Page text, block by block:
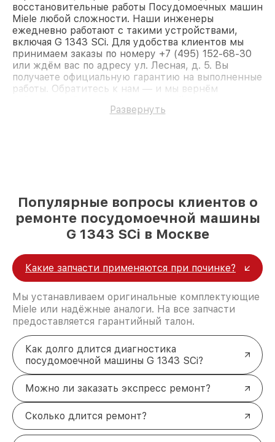
восстановительные работы Посудомоечных машин
Miele любой сложности. Наши инженеры
ежедневно работают с такими устройствами,
включая G 1343 SCi. Для удобства клиентов мы
принимаем заказы по номеру +7 (495) 152-68-30
или ждём вас по адресу ул. Лесная, д. 5. Вы
получаете официальную гарантию на выполненные
работы. Обратитесь к нам — и мы вернём
Развернуть
Популярные вопросы клиентов о
ремонте посудомоечной машины
G 1343 SCi в Москве
Какие запчасти применяются при починке?
Мы устанавливаем оригинальные комплектующие
Miele или надёжные аналоги. На все запчасти
предоставляется гарантийный талон.
Как долго длится диагностика
посудомоечной машины G 1343 SCi?
Можно ли заказать экспресс ремонт?
Сколько длится ремонт?